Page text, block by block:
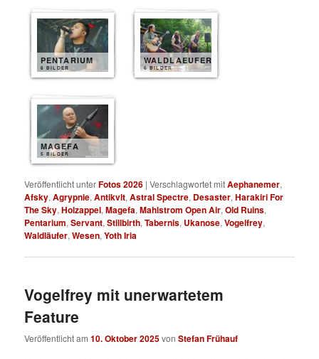
PENTARIUM
6 BILDER
WALDLAEUFER
6 BILDER
MAGEFA
5 BILDER
Veröffentlicht unterFotos 2026 |Verschlagwortet mitAephanemer,
Afsky,Agrypnie,Antikvlt,Astral Spectre, Desaster,Harakiri For
The Sky,Holzappel,Magefa,Mahlstrom Open Air,Old Ruins,
Pentarium,Servant,Stillbirth,Tabernis, Ukanose,Vogelfrey,
Waldläufer,Wesen,Yoth Iria
Vogelfrey mit unerwartetem
Feature
Veröffentlicht am10. Oktober 2025vonStefan Frühauf